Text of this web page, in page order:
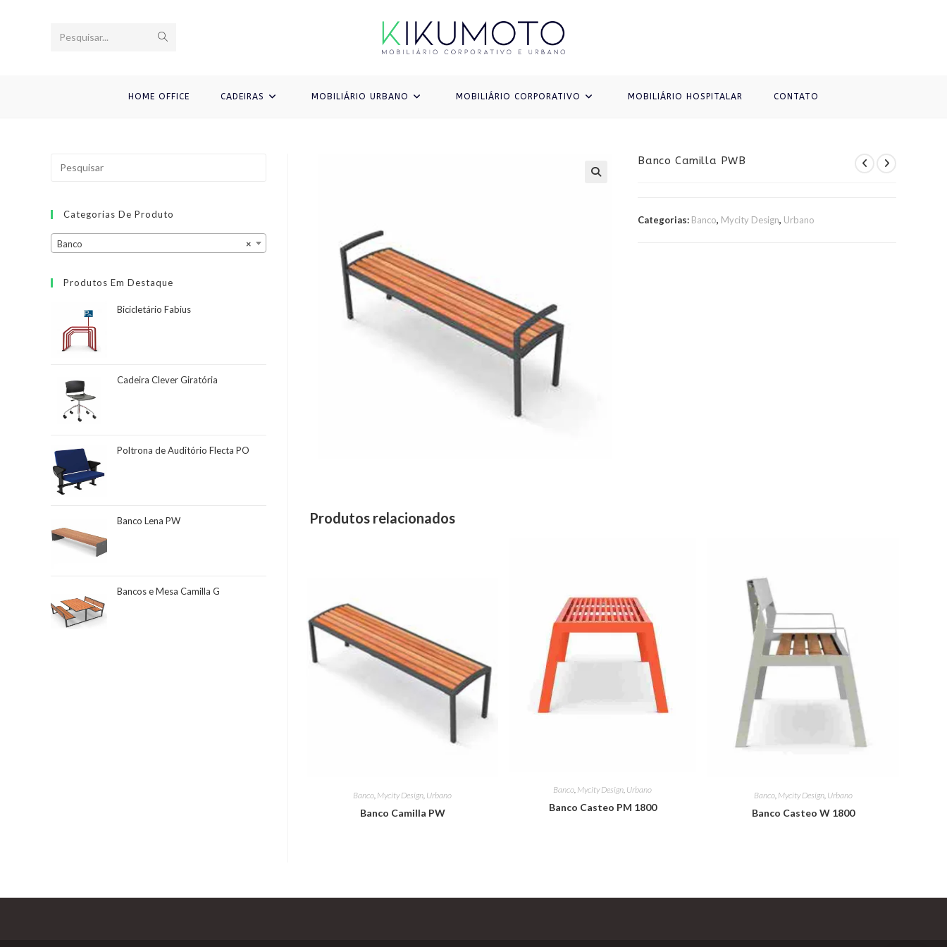
Pesquisar...
HOME OFFICE CADEIRAS MOBILIÁRIO URBANO MOBILIÁRIO CORPORATIVO MOBILIÁRIO HOSPITALAR CONTATO
Banco Camilla PWB
Categorias: Banco, Mycity Design, Urbano
Produtos relacionados
Banco, Mycity Design, Urbano
Banco Camilla PW
Banco Mycity Design Urbano
Banco Casteo PM 1800
Banco, Mycity Design, Urbano
Banco Casteo W 1800
Categorias De Produto
×
Banco
Produtos Em Destaque
Bicicletário Fabius
Cadeira Clever Giratória
Poltrona de Auditório Flecta PO
Banco Lena PW
Bancos e Mesa Camilla G